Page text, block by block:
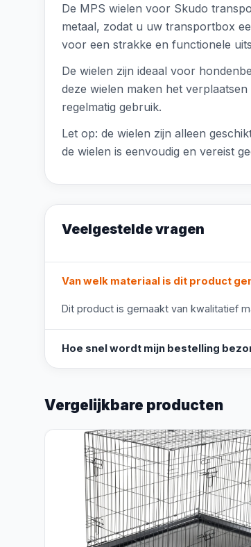
De MPS wielen voor Skudo
metaal, zodat u uw transportbox
voor een strakke en functionele
De wielen zijn ideaal voor
deze wielen maken het
regelmatig gebruik.
Let op: de wielen zijn alleen
de wielen is eenvoudig en vereist
Veelgestelde vragen
Van welk materiaal is dit product
Dit product is gemaakt van kwalitatief
Hoe snel wordt mijn bestelling
Vergelijkbare producten